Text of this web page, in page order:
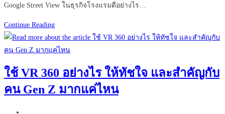
Google Street View ในธุรกิจโรงแรมดีอย่างไร…
Continue Readingข้อดี
ของ
การ
Google
Street
ใช้ VR 360 อย่างไร ให้ทัชใจ และสำคัญกับ
คน Gen Z มากแค่ไหน